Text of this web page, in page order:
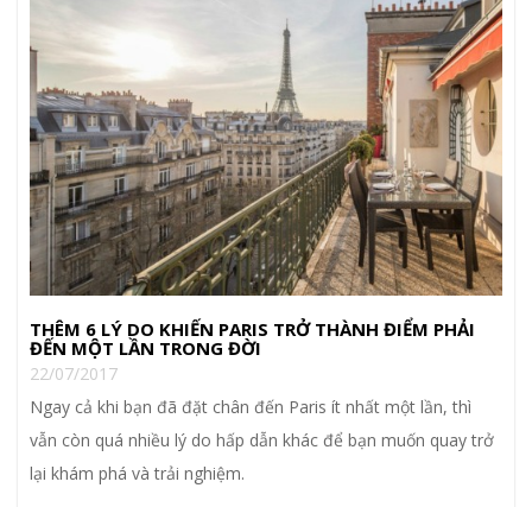
THÊM 6 LÝ DO KHIẾN PARIS TRỞ THÀNH ĐIỂM PHẢI
ĐẾN MỘT LẦN TRONG ĐỜI
22/07/2017
Ngay cả khi bạn đã đặt chân đến Paris ít nhất một lần, thì
vẫn còn quá nhiều lý do hấp dẫn khác để bạn muốn quay trở
lại khám phá và trải nghiệm.